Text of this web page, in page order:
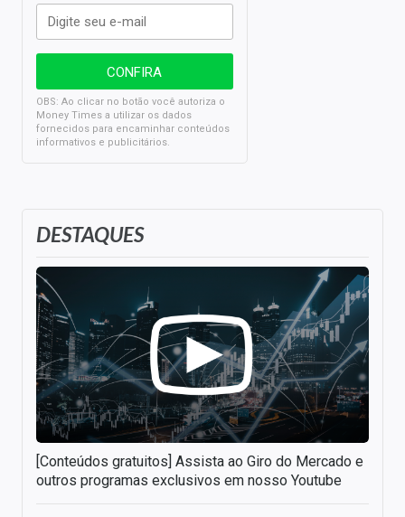
DESTAQUES
[Conteúdos gratuitos] Assista ao Giro do Mercado e
outros programas exclusivos em nosso Youtube
OBS: Ao clicar no botão você autoriza o
Money Times a utilizar os dados
fornecidos para encaminhar conteúdos
informativos e publicitários.